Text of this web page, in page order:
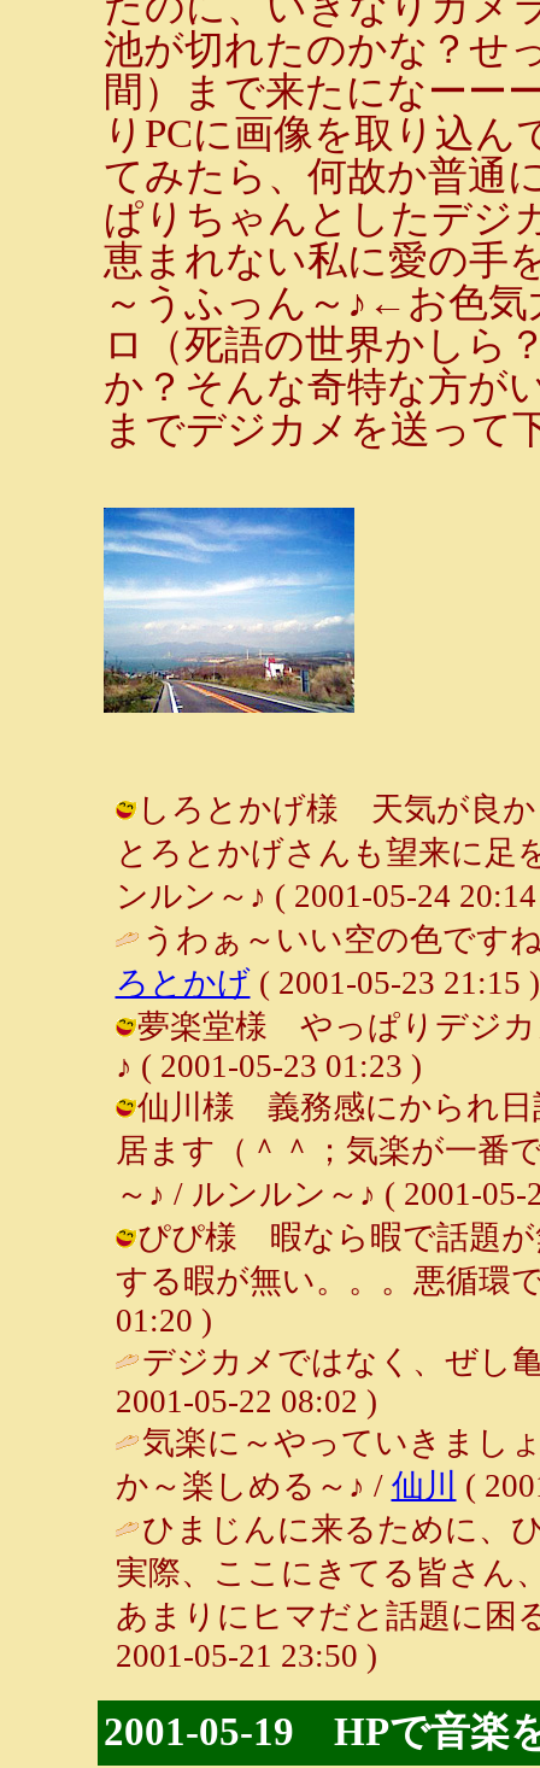
池が切れたのかな？せ
間）まで来たになーー
りPCに画像を取り込
てみたら、何故か普通
ぱりちゃんとしたデジ
恵まれない私に愛の手
～うふっん～♪←お色気
ロ（死語の世界かしら
か？そんな奇特な方が
までデジカメを送って
しろとかげ様 天気が良か
とろとかげさんも望来に足
ンルン～♪ ( 2001-05-24
うわぁ～いい空の色です
ろとかげ( 2001-05-23 21:15 )
夢楽堂様 やっぱりデジカ
♪ ( 2001-05-23 01:23 )
仙川様 義務感にかられ日
居ます（＾＾；気楽が一番
～♪ / ルンルン～♪ ( 2001-05-
ぴぴ様 暇なら暇で話題が
する暇が無い。。。悪循環
01:20 )
デジカメではなく、ぜし
2001-05-22 08:02 )
気楽に～やっていきまし
か～楽しめる～♪ / 仙川
(
ひまじんに来るために、
実際、ここにきてる皆さん
あまりにヒマだと話題に困
2001-05-21 23:50 )
2001-05-19 HPで音楽